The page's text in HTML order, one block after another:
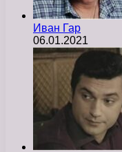
Иван Гар
06.01.2021